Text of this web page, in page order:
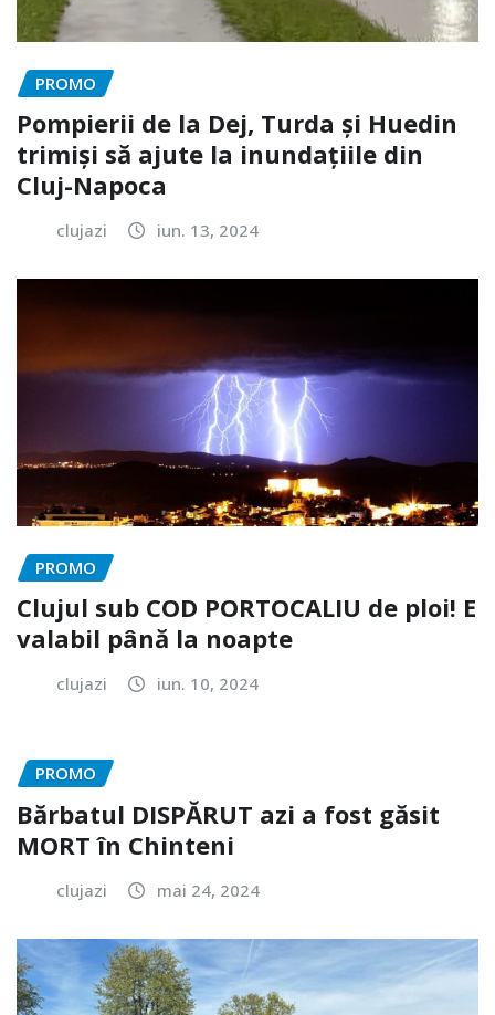
PROMO
Pompierii de la Dej, Turda și Huedin
trimiși să ajute la inundațiile din
Cluj-Napoca
clujazi iun. 13, 2024
PROMO
Clujul sub COD PORTOCALIU de ploi! E
valabil până la noapte
clujazi iun. 10, 2024
PROMO
Bărbatul DISPĂRUT azi a fost găsit
MORT în Chinteni
clujazi mai 24, 2024